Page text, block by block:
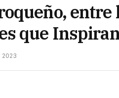
que
2023